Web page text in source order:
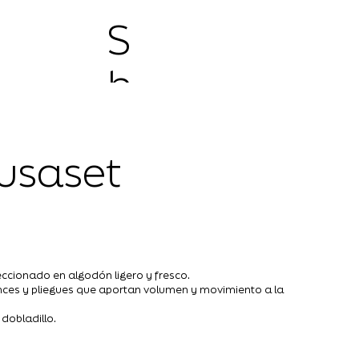
S
h
p
en algodón ligero y fresco.
y pliegues que aportan volumen y movimiento a la